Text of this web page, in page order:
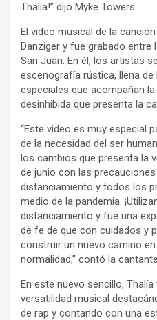
Thalía!” dijo Myke Towers.
El video musical de la
Danziger y fue grabado entre
San Juan. En él, los artistas
escenografía rústica, llena
especiales que acompañan
desinhibida que presenta la
“Este video es muy especial
de la necesidad del ser
los cambios que presenta la
de junio con las precauciones
distanciamiento y todos los
medio de la pandemia.
distanciamiento y fue una
de fe de que con cuidados y
construir un nuevo camino
normalidad,” contó la
En este nuevo sencillo,
versatilidad musical
de rap y contando con una